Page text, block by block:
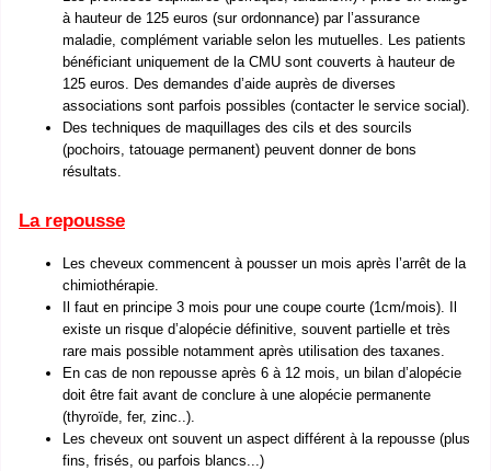
à hauteur de 125 euros (sur ordonnance) par l’assurance
maladie, complément variable selon les mutuelles. Les patients
bénéficiant uniquement de la CMU sont couverts à hauteur de
125 euros. Des demandes d’aide auprès de diverses
associations sont parfois possibles (contacter le service social).
Des techniques de maquillages des cils et des sourcils
(pochoirs, tatouage permanent) peuvent donner de bons
résultats.
La repousse
Les cheveux commencent à pousser un mois après l’arrêt de la
chimiothérapie.
Il faut en principe 3 mois pour une coupe courte (1cm/mois). Il
existe un risque d’alopécie définitive, souvent partielle et très
rare mais possible notamment après utilisation des taxanes.
En cas de non repousse après 6 à 12 mois, un bilan d’alopécie
doit être fait avant de conclure à une alopécie permanente
(thyroïde, fer, zinc..).
Les cheveux ont souvent un aspect différent à la repousse (plus
fins, frisés, ou parfois blancs...)